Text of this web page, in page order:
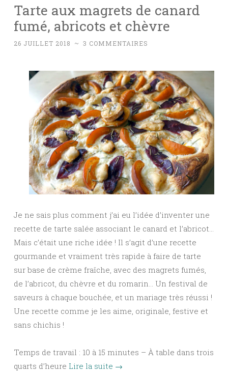
Tarte aux magrets de canard
fumé, abricots et chèvre
26 JUILLET 2018 ~ 3 COMMENTAIRES
Je ne sais plus comment j’ai eu l’idée d’inventer une
recette de tarte salée associant le canard et l’abricot…
Mais c’était une riche idée ! Il s’agit d’une recette
gourmande et vraiment très rapide à faire de tarte
sur base de crème fraîche, avec des magrets fumés,
de l’abricot, du chèvre et du romarin… Un festival de
saveurs à chaque bouchée, et un mariage très réussi !
Une recette comme je les aime, originale, festive et
sans chichis !
Temps de travail : 10 à 15 minutes – À table dans trois
quarts d’heure Lire la suite →